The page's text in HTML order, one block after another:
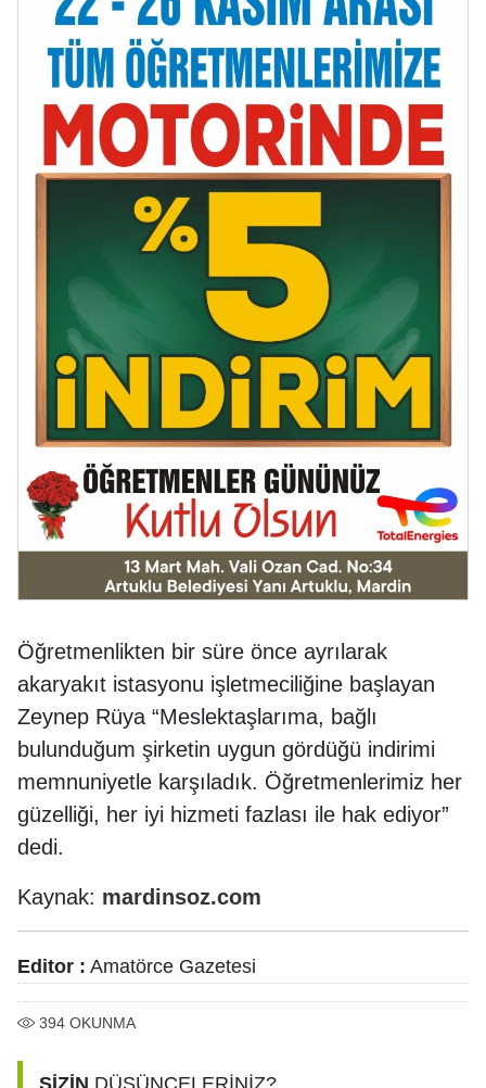
Öğretmenlikten bir süre önce ayrılarak
akaryakıt istasyonu işletmeciliğine başlayan
Zeynep Rüya “Meslektaşlarıma, bağlı
bulunduğum şirketin uygun gördüğü indirimi
memnuniyetle karşıladık. Öğretmenlerimiz her
güzelliği, her iyi hizmeti fazlası ile hak ediyor”
dedi.
Kaynak: mardinsoz.com
Editor : Amatörce Gazetesi
394 OKUNMA
SİZİN DÜŞÜNCELERİNİZ?